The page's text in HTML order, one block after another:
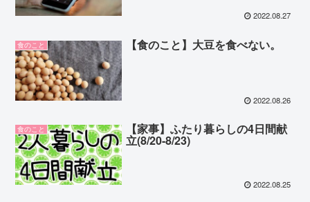
2022.08.27
食のこと 【食のこと】大豆を食べない。
2022.08.26
食のこと 【家事】ふたり暮らしの4日間献
立(8/20-8/23)
2022.08.25